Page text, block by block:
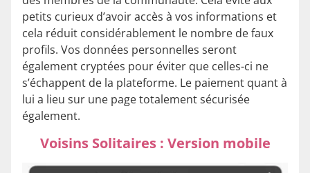
petits curieux d’avoir accès à vos informations et
cela réduit considérablement le nombre de faux
profils. Vos données personnelles seront
également cryptées pour éviter que celles-ci ne
s’échappent de la plateforme. Le paiement quant à
lui a lieu sur une page totalement sécurisée
également.
Voisins Solitaires : Version mobile